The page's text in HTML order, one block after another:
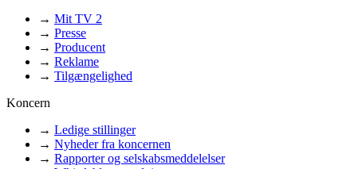
→ Mit TV 2
→ Presse
→ Producent
→ Reklame
→ Tilgængelighed
Koncern
→ Ledige stillinger
→ Nyheder fra koncernen
→ Rapporter og selskabsmeddelelser